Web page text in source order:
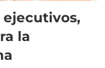
ejecutivos,
la